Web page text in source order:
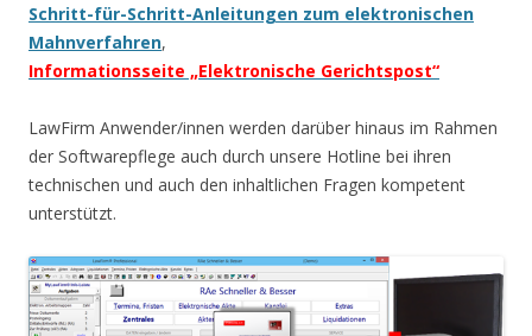
Schritt-für-Schritt-Anleitungen zum elektronischen
Mahnverfahren,
Informationsseite „Elektronische Gerichtspost“
LawFirm Anwender/innen werden darüber hinaus im Rahmen
der Softwarepflege auch durch unsere Hotline bei ihren
technischen und auch den inhaltlichen Fragen kompetent
unterstützt.